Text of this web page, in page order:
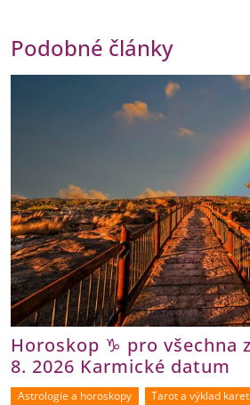
Podobné články
Horoskop ♑ pro všechna
8. 2026 Karmické datum
Astrologie a horoskopy Tarot a výklad karet